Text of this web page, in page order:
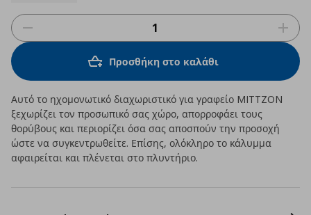
Προσθήκη στο καλάθι
Αυτό το ηχομονωτικό διαχωριστικό για γραφείο MITTZON
ξεχωρίζει τον προσωπικό σας χώρο, απορροφάει τους
θορύβους και περιορίζει όσα σας αποσπούν την προσοχή
ώστε να συγκεντρωθείτε. Επίσης, ολόκληρο το κάλυμμα
αφαιρείται και πλένεται στο πλυντήριο.